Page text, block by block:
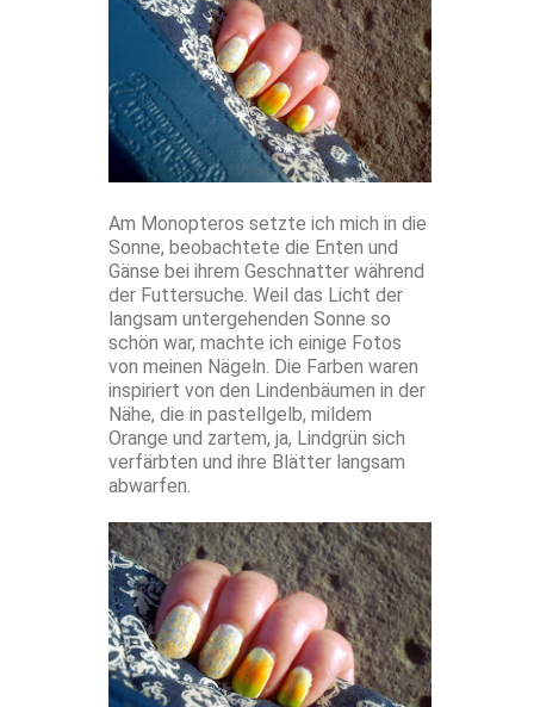
Am Monopteros setzte ich mich in die
Sonne, beobachtete die Enten und
Gänse bei ihrem Geschnatter während
der Futtersuche. Weil das Licht der
langsam untergehenden Sonne so
schön war, machte ich einige Fotos
von meinen Nägeln. Die Farben waren
inspiriert von den Lindenbäumen in der
Nähe, die in pastellgelb, mildem
Orange und zartem, ja, Lindgrün sich
verfärbten und ihre Blätter langsam
abwarfen.